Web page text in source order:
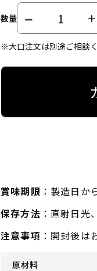
数量
※大口注文は別途ご相談く
賞味期限 ：製造日か
保存方法 ：直射日光
注意事項 ：開封後は
原材料